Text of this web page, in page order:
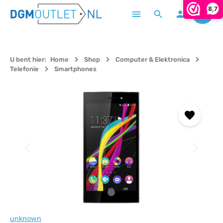
8,7
Ga naar de hoofdinhoud
U bent hier: Home Shop
Computer & Elektronica
Telefonie
Smartphones
Afbeeldingengalerij overslaan
unknown